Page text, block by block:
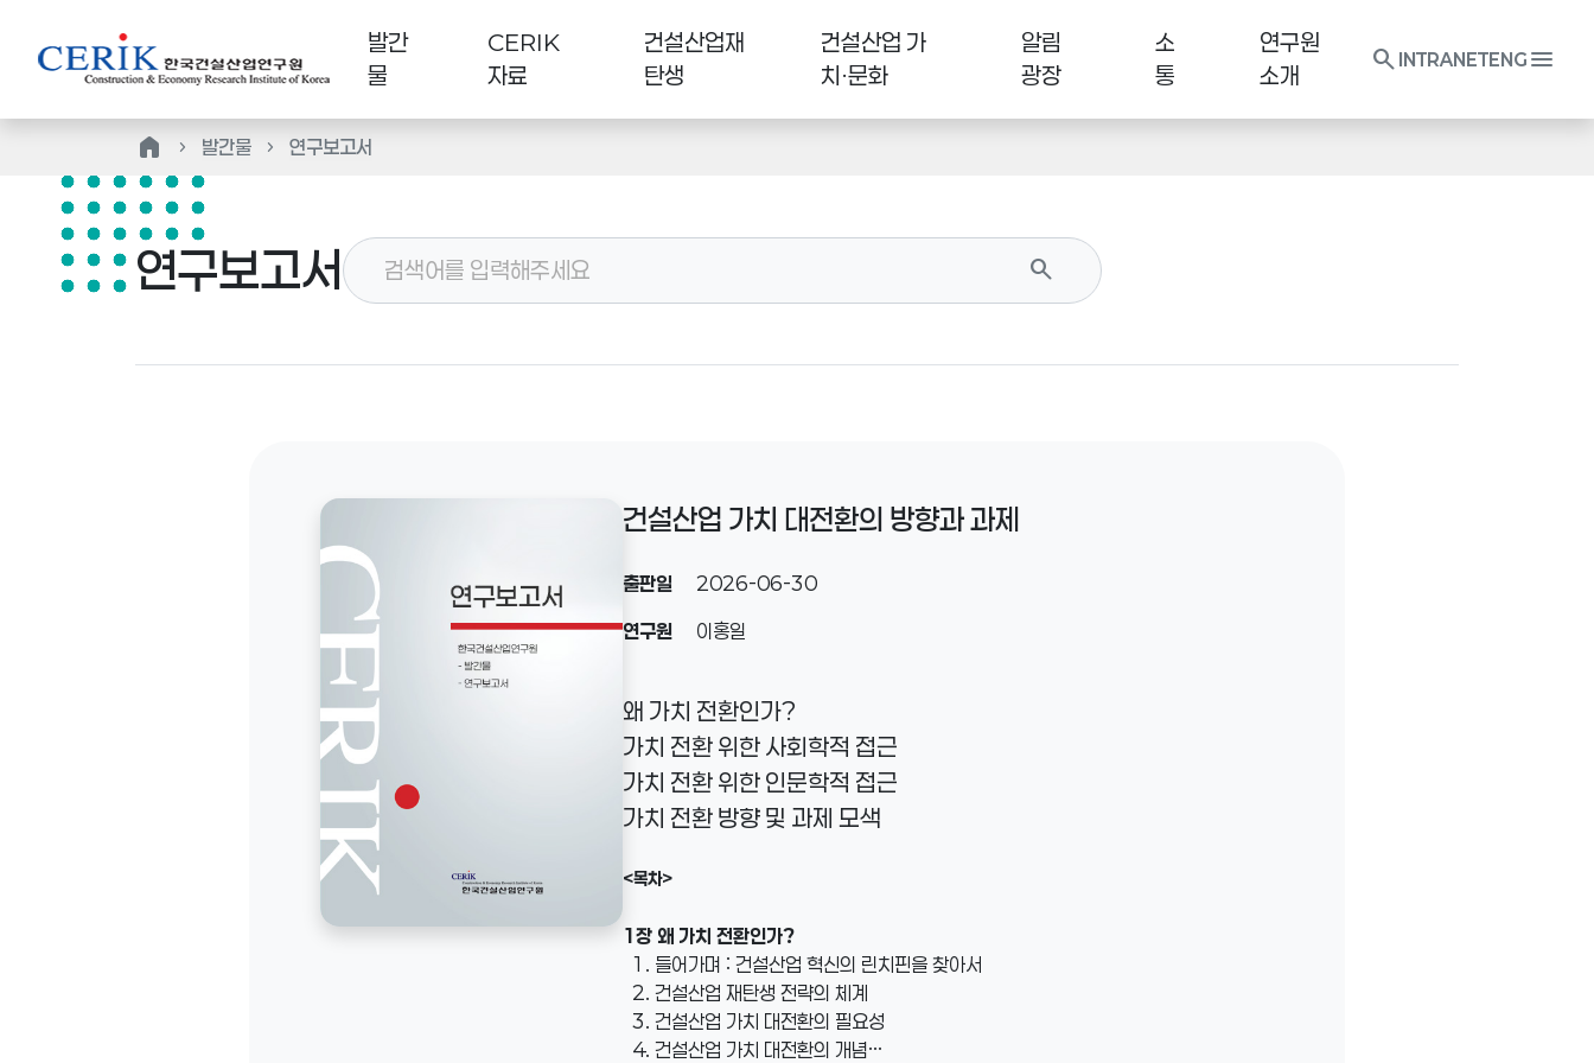
발간
물
CERIK
자료
건설산업재
탄생
건설산업 가
치·문화
알림
광장
소
통
연구원
소개
search INTRANETENG menu
home 발간물 연구보고서
연구보고서 search
건설산업 가치 대전환의 방향과 과제
출판일 2026-06-30
연구원 이홍일
왜 가치 전환인가?
가치 전환 위한 사회학적 접근
가치 전환 위한 인문학적 접근
가치 전환 방향 및 과제 모색
<목차>
1장 왜 가치 전환인가?
1. 들어가며 : 건설산업 혁신의 린치핀을 찾아서
2. 건설산업 재탄생 전략의 체계
3. 건설산업 가치 대전환의 필요성
4. 건설산업 가치 대전환의 개념